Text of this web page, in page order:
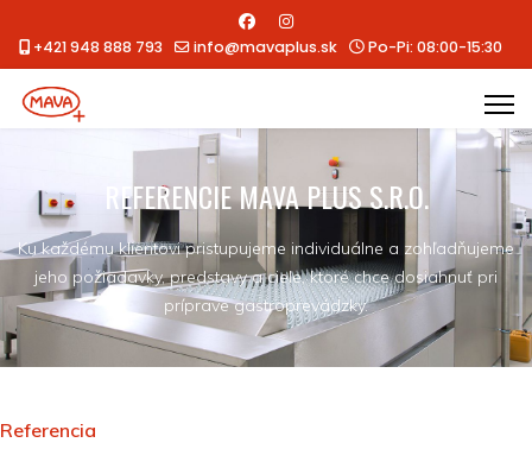
+421 948 888 793 info@mavaplus.sk Po-Pi: 08:00-15:30
REFERENCIE MAVA PLUS S.R.O.
Ku každému klientovi pristupujeme individuálne a zohľadňujeme
jeho požiadavky, predstavy a ciele, ktoré chce dosiahnuť pri
príprave gastroprevádzky.
Referencia